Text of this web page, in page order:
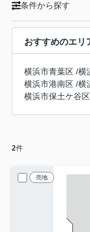
条件から探す
おすすめのエリ
横浜市青葉区 /横
横浜市港南区 /横
横浜市保土ケ谷区
2件
売地